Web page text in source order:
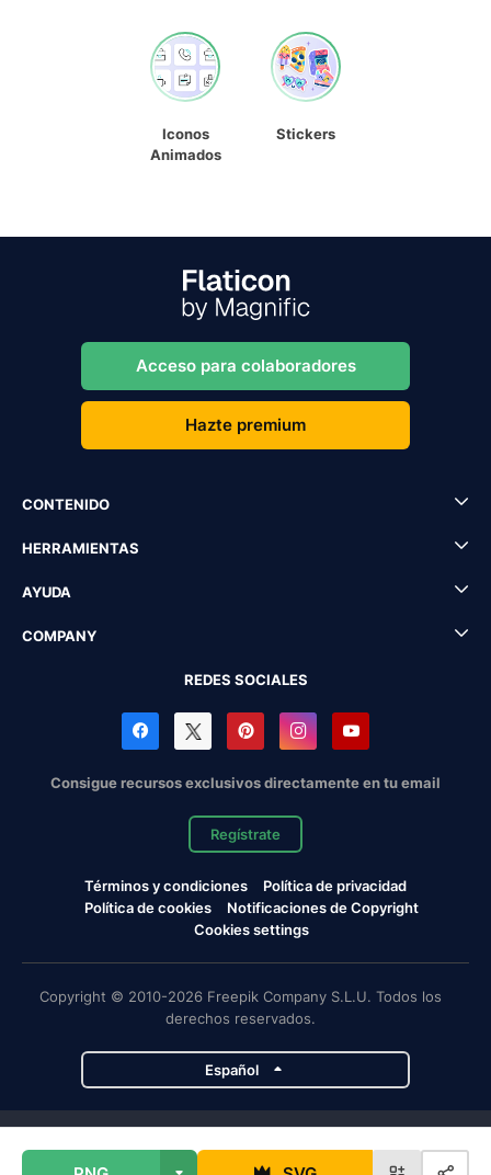
Iconos
Animados
Stickers
Acceso para colaboradores
Hazte premium
CONTENIDO
HERRAMIENTAS
AYUDA
COMPANY
REDES SOCIALES
Consigue recursos exclusivos directamente en tu email
Regístrate
Términos y condiciones
Política de privacidad
Política de cookies
Notificaciones de Copyright
Cookies settings
Copyright © 2010-2026 Freepik Company S.L.U. Todos los
derechos reservados.
Español